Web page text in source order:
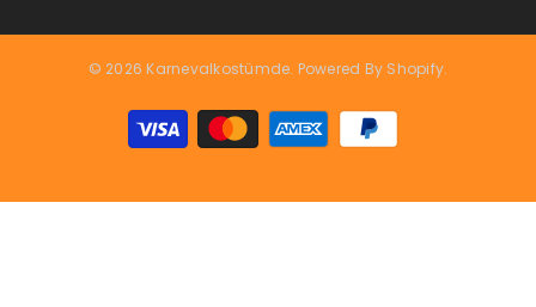
© 2026 Karnevalkostümde. Powered By Shopify.
Zahlungsarten